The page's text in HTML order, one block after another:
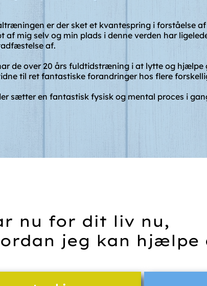
er der sket et kvantespring i forståelse
mig selv og min plads i denne verden har
af.
de over 20 års fuldtidstræning i at lytte og
til ret fantastiske forandringer hos flere
sætter en fantastisk fysisk og mental proces i
nu for dit liv nu,
jeg kan hjælpe